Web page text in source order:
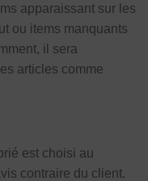
apparaissant sur les
ou items manquants
il sera
articles comme
est choisi au
contraire du client.